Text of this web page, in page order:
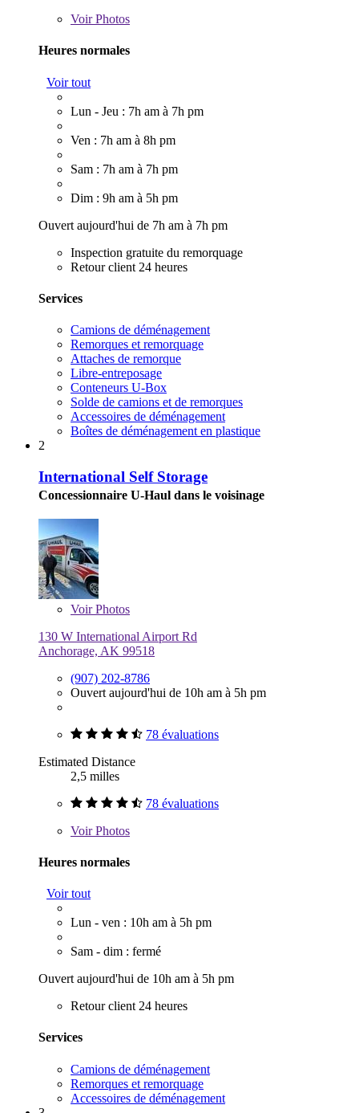
VoirPhotos
Heures normales
Voir tout
Lun - Jeu : 7h am à 7h pm
Ven : 7h am à 8h pm
Sam : 7h am à 7h pm
Dim : 9h am à 5h pm
Ouvert aujourd'hui de 7h am à 7h pm
Inspection gratuite du remorquage
Retour client 24 heures
Services
Camions de déménagement
Remorques et remorquage
Attaches de remorque
Libre-entreposage
Conteneurs U-Box
Solde de camions et de remorques
Accessoires de déménagement
Boîtes de déménagement en plastique
2
International Self Storage
Concessionnaire U-Haul dans le voisinage
VoirPhotos
130 W International Airport Rd
Anchorage, AK 99518
(907) 202-8786
Ouvert aujourd'hui de 10h am à 5h pm
78 évaluations
Estimated Distance
2,5 milles
78 évaluations
VoirPhotos
Heures normales
Voir tout
Lun - ven : 10h am à 5h pm
Sam - dim : fermé
Ouvert aujourd'hui de 10h am à 5h pm
Retour client 24 heures
Services
Camions de déménagement
Remorques et remorquage
Accessoires de déménagement